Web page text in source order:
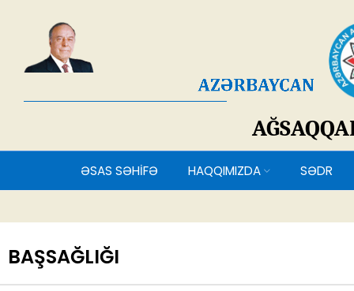
ƏSAS SƏHİFƏ HAQQIMIZDA SƏDR
BAŞSAĞLIĞI